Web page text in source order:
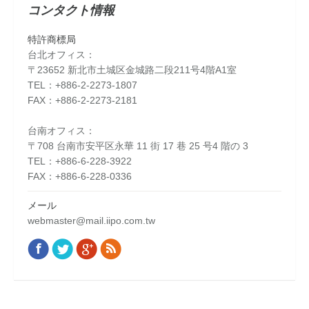
コンタクト情報
特許商標局
台北オフィス：
〒23652 新北市土城区金城路二段211号4階A1室
TEL：+886-2-2273-1807
FAX：+886-2-2273-2181
台南オフィス：
〒708 台南市安平区永華 11 街 17 巷 25 号4 階の 3
TEL：+886-6-228-3922
FAX：+886-6-228-0336
メール
webmaster@mail.iipo.com.tw
Find us on:
Facebook
TwitterGoogle+
Rss